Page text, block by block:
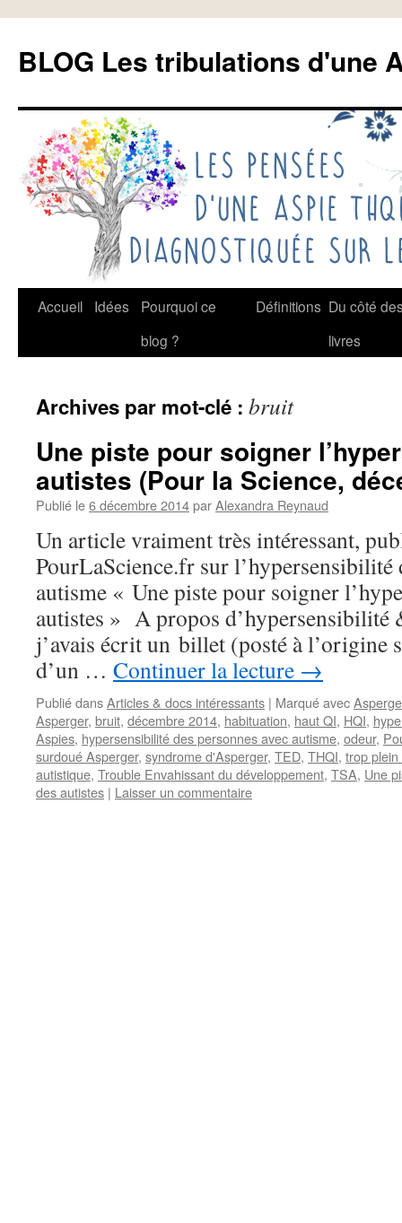
contenu
BLOG Les tribulations d'une
Accueil Idées
Pourquoi ce
blog ?
Définitions Du côté
livres
Archives par mot-clé : bruit
Une piste pour soigner
autistes (Pour la Science,
Publié le6 décembre 2014parAlexandra Reynaud
Un article vraiment très intéressant,
PourLaScience.fr sur l’hypersensibilité
autisme « Une piste pour soigner
autistes » A propos d’hypersensibilité
j’avais écrit un billet (posté à l’origine
d’un … Continuer la lecture →
Publié dansArticles & docs intéressants | Marqué avec
Asperger, bruit, décembre 2014, habituation, haut QI, HQI,
Aspies, hypersensibilité des personnes avec autisme, odeur,
surdoué Asperger, syndrome d'Asperger, TED, THQI, trop
autistique, Trouble Envahissant du développement, TSA, Une
des autistes | Laisser un commentaire